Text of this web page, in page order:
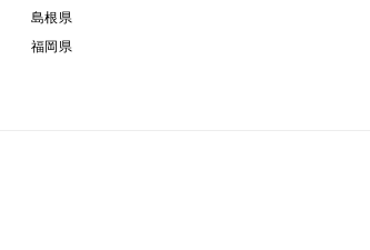
島根県
福岡県